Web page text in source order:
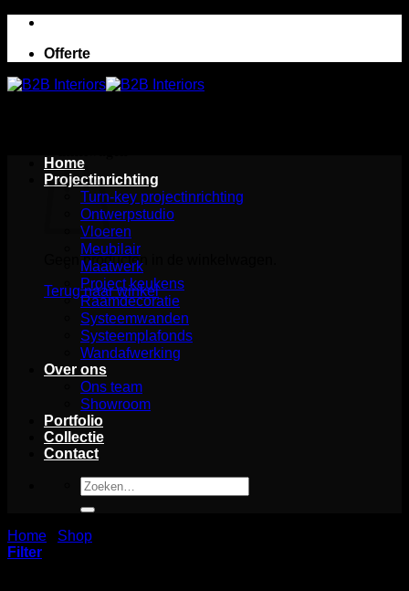
inhoudOfferte
Geen producten in de winkelwagen.
Terug naar winkel
Home
Projectinrichting
Turn-key projectinrichting
Ontwerpstudio
Vloeren
Meubilair
Maatwerk
Project keukens
Raamdecoratie
Systeemwanden
Systeemplafonds
Wandafwerking
Over ons
Ons team
Showroom
Portfolio
Collectie
Contact
Zoeken
naar:
Home Shop
Filter